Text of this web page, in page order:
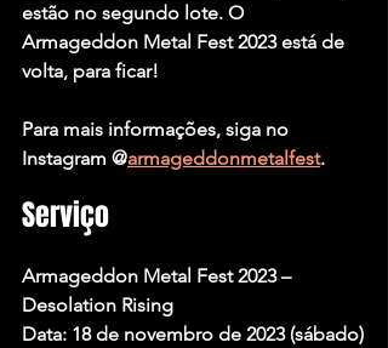
estão no segundo lote. O
Armageddon Metal Fest 2023 está de
volta, para ficar!
Para mais informações, siga no
Instagram @armageddonmetalfest.
Serviço
Armageddon Metal Fest 2023 –
Desolation Rising
Data: 18 de novembro de 2023 (sábado)